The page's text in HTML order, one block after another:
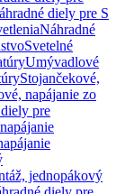
diely pre S
Náhradné
Svetelné
Umývadlové
Stojančekové,
napájanie zo
pre
jednopákový